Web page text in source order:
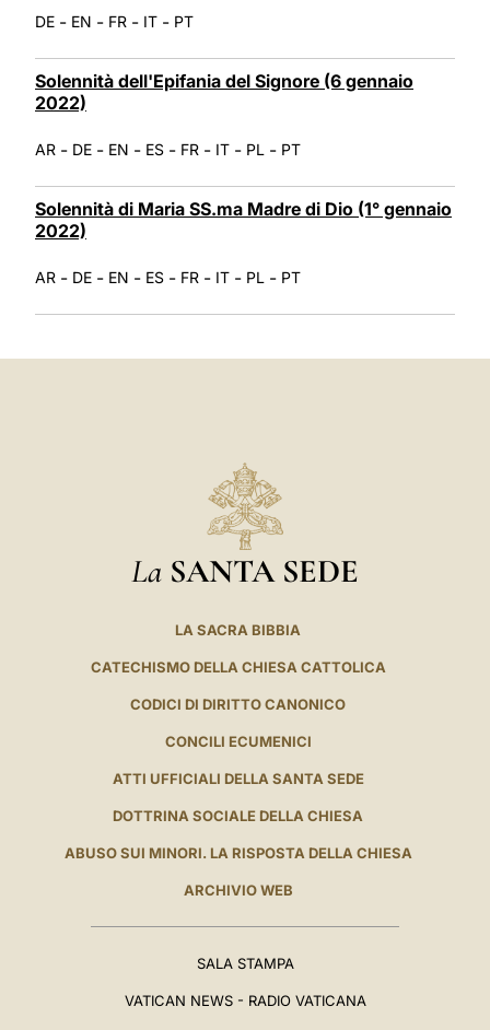
DE - EN - FR - IT - PT
Solennità dell'Epifania del Signore (6 gennaio
2022)
AR - DE - EN - ES - FR - IT - PL - PT
Solennità di Maria SS.ma Madre di Dio (1° gennaio
2022)
AR - DE - EN - ES - FR - IT - PL - PT
La SANTA SEDE
LA SACRA BIBBIA
CATECHISMO DELLA CHIESA CATTOLICA
CODICI DI DIRITTO CANONICO
CONCILI ECUMENICI
ATTI UFFICIALI DELLA SANTA SEDE
DOTTRINA SOCIALE DELLA CHIESA
ABUSO SUI MINORI. LA RISPOSTA DELLA CHIESA
ARCHIVIO WEB
SALA STAMPA
VATICAN NEWS - RADIO VATICANA